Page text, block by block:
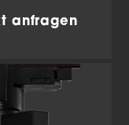
anfragenauf
Daten
z. B. für
Anzeigen-
über die